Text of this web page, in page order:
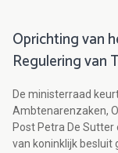
Oprichting van
Regulering van
De ministerraad
Ambtenarenzaken,
Post Petra De
van koninklijk besluit